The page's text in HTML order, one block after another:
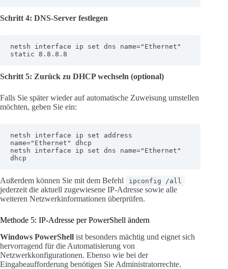
Schritt 4: DNS-Server festlegen
netsh interface ip set dns name="Ethernet"
static 8.8.8.8
Schritt 5: Zurück zu DHCP wechseln (optional)
Falls Sie später wieder auf automatische Zuweisung umstellen
möchten, geben Sie ein:
netsh interface ip set address
name="Ethernet" dhcp
netsh interface ip set dns name="Ethernet"
dhcp
Außerdem können Sie mit dem Befehl ipconfig /all
jederzeit die aktuell zugewiesene IP-Adresse sowie alle
weiteren Netzwerkinformationen überprüfen.
Methode 5: IP-Adresse per PowerShell ändern
Windows PowerShell ist besonders mächtig und eignet sich
hervorragend für die Automatisierung von
Netzwerkkonfigurationen. Ebenso wie bei der
Eingabeaufforderung benötigen Sie Administratorrechte.